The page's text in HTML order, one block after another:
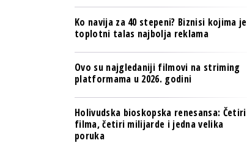
OSIGURANJE
TECH I AI
BIZNIS & SPORT
PULS REGIONA
NOVO NA RAFU
PULS REGIONA
Ko navija za 40 stepeni? Biznisi kojima je
toplotni talas najbolja reklama
Ovo su najgledaniji filmovi na striming
platformama u 2026. godini
Holivudska bioskopska renesansa: Četiri
filma, četiri milijarde i jedna velika
poruka